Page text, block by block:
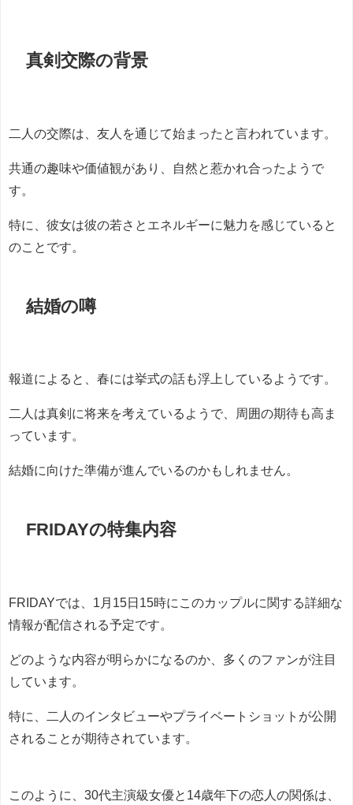
真剣交際の背景
二人の交際は、友人を通じて始まったと言われています。
共通の趣味や価値観があり、自然と惹かれ合ったようで
す。
特に、彼女は彼の若さとエネルギーに魅力を感じていると
のことです。
結婚の噂
報道によると、春には挙式の話も浮上しているようです。
二人は真剣に将来を考えているようで、周囲の期待も高ま
っています。
結婚に向けた準備が進んでいるのかもしれません。
FRIDAYの特集内容
FRIDAYでは、1月15日15時にこのカップルに関する詳細な
情報が配信される予定です。
どのような内容が明らかになるのか、多くのファンが注目
しています。
特に、二人のインタビューやプライベートショットが公開
されることが期待されています。
このように、30代主演級女優と14歳年下の恋人の関係は、